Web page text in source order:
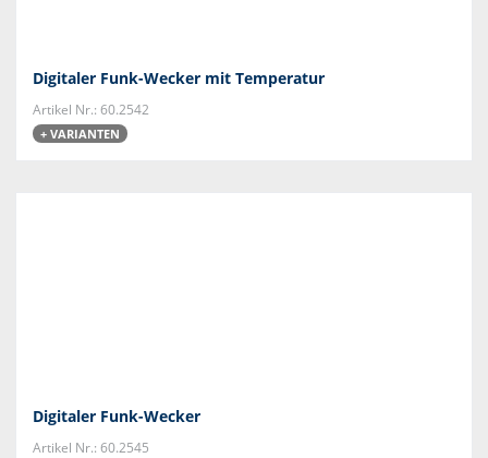
Digitaler Funk-Wecker mit Temperatur
Artikel Nr.: 60.2542
+ VARIANTEN
Digitaler Funk-Wecker
Artikel Nr.: 60.2545